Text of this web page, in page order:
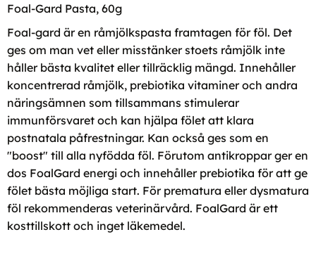
Foal-Gard Pasta, 60g
Foal-gard är en råmjölkspasta framtagen för föl. Det
ges om man vet eller misstänker stoets råmjölk inte
håller bästa kvalitet eller tillräcklig mängd. Innehåller
koncentrerad råmjölk, prebiotika vitaminer och andra
näringsämnen som tillsammans stimulerar
immunförsvaret och kan hjälpa fölet att klara
postnatala påfrestningar. Kan också ges som en
"boost" till alla nyfödda föl. Förutom antikroppar ger en
dos FoalGard energi och innehåller prebiotika för att ge
fölet bästa möjliga start. För prematura eller dysmatura
föl rekommenderas veterinärvård. FoalGard är ett
kosttillskott och inget läkemedel.